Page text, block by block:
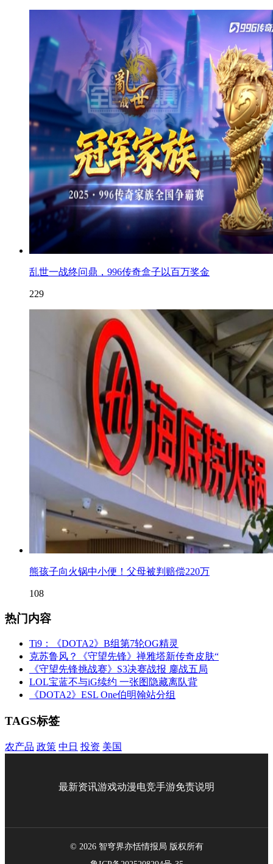
乱世一战终问鼎，996传奇盒子以百万奖金
229
熊孩子向火锅中小便！父母被判赔偿220万
108
热门内容
Ti9：《DOTA2》B组第7轮OG精灵
克苏鲁风？《守望先锋》禅雅塔新传奇皮肤“
《守望先锋挑战赛》S3决赛战报 鏖战五局
LOL宝蓝不与iG续约 一张图隐藏离队背
《DOTA2》ESL One伯明翰站分组
TAGS标签
农产品 政策 中日 投资 美国
最新资讯游戏动漫电竞手游免责说明
© 2026 智穹界亦恬情报局 版权所有